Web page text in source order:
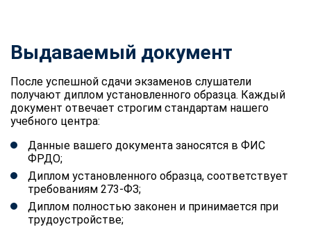
Выдаваемый документ
После успешной сдачи экзаменов слушатели
получают диплом установленного образца. Каждый
документ отвечает строгим стандартам нашего
учебного центра:
Данные вашего документа заносятся в ФИС
ФРДО;
Диплом установленного образца, соответствует
требованиям 273-ФЗ;
Диплом полностью законен и принимается при
трудоустройстве;